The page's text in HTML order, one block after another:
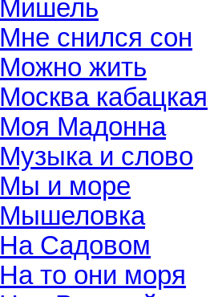
Мишель
Мне снился сон
Можно жить
Москва кабацкая
Моя Мадонна
Музыка и слово
Мы и море
Мышеловка
На Садовом
На то они моря